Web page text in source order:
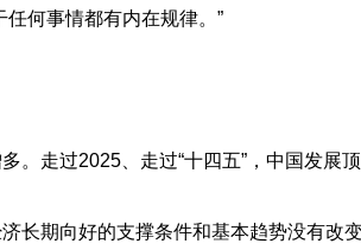
何事情都有内在规律。”
走过2025、走过“十四五”，中国发展顶
期向好的支撑条件和基本趋势没有改变